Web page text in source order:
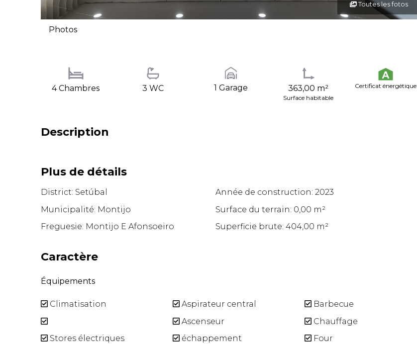
Toutes les fotos
Photos
4 Chambres 3 WC 1 Garage 363,00 m²
Surface habitable
Certificat énergétique
Description
Plus de détails
District: Setúbal
Année de construction: 2023
Municipalité: Montijo
Surface du terrain: 0,00 m²
Freguesie: Montijo E Afonsoeiro
Superficie brute: 404,00 m²
Caractère
Équipements
Climatisation Aspirateur central
Barbecue
Ascenseur
Chauffage
Stores électriques
échappement
Four